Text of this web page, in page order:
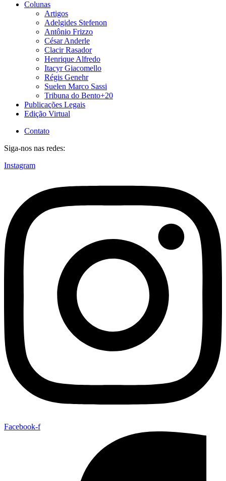
Colunas
Artigos
Adelgides Stefenon
Antônio Frizzo
César Anderle
Clacir Rasador
Henrique Alfredo
Itacyr Giacomello
Régis Genehr
Suelen Marco Sassi
Tribuna do Bento+20
Publicações Legais
Edição Virtual
Contato
Siga-nos nas redes:
Instagram
Facebook-f